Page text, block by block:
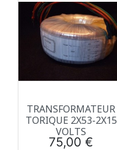
TRANSFORMATEUR
TORIQUE 2X53-2X15
VOLTS
Prix
75,00 €